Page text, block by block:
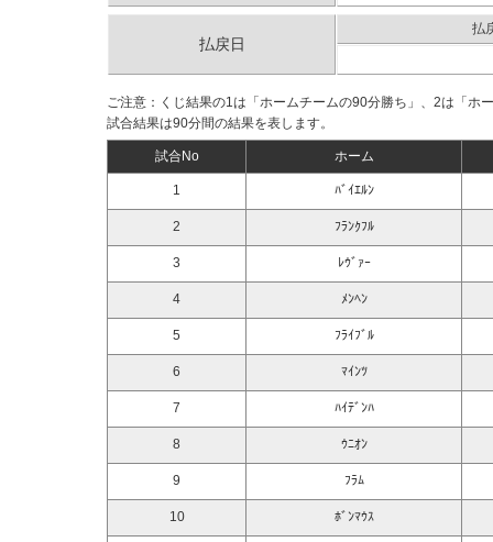
払戻日
払
ご注意：くじ結果の1は「ホームチームの90分勝ち」、2は「ホ
試合結果は90分間の結果を表します。
試合No ホーム
1 ﾊﾞｲｴﾙﾝ
2 ﾌﾗﾝｸﾌﾙ
3 ﾚｳﾞｧｰ
4 ﾒﾝﾍﾝ
5 ﾌﾗｲﾌﾞﾙ
6 ﾏｲﾝﾂ
7 ﾊｲﾃﾞﾝﾊ
8 ｳﾆｵﾝ
9 ﾌﾗﾑ
10 ﾎﾞﾝﾏｳｽ